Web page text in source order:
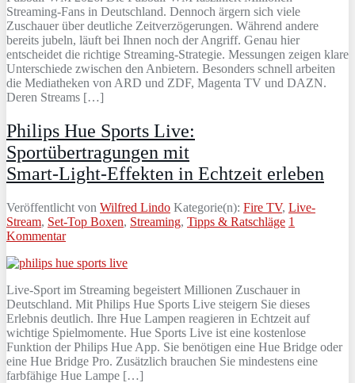
Streaming-Fans in Deutschland. Dennoch ärgern sich viele
Zuschauer über deutliche Zeitverzögerungen. Während andere
bereits jubeln, läuft bei Ihnen noch der Angriff. Genau hier
entscheidet die richtige Streaming-Strategie. Messungen zeigen klare
Unterschiede zwischen den Anbietern. Besonders schnell arbeiten
die Mediatheken von ARD und ZDF, Magenta TV und DAZN.
Deren Streams […]
Philips Hue Sports Live:
Sportübertragungen mit
Smart‑Light‑Effekten in Echtzeit erleben
Veröffentlicht von Wilfred Lindo Kategorie(n): Fire TV, Live-
Stream, Set-Top Boxen, Streaming, Tipps & Ratschläge 1
Kommentar
Live‑Sport im Streaming begeistert Millionen Zuschauer in
Deutschland. Mit Philips Hue Sports Live steigern Sie dieses
Erlebnis deutlich. Ihre Hue Lampen reagieren in Echtzeit auf
wichtige Spielmomente. Hue Sports Live ist eine kostenlose
Funktion der Philips Hue App. Sie benötigen eine Hue Bridge oder
eine Hue Bridge Pro. Zusätzlich brauchen Sie mindestens eine
farbfähige Hue Lampe […]